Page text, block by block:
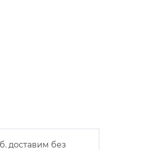
доставим без